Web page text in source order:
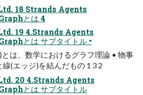
18 Strands Agents
とは 4
19 4.Strands Agents
とは サブタイトル •
とは、数学におけるグラフ理論 • 物事
線(エッジ)を結んだもの 1 3 2
20 4.Strands Agents
とは サブタイトル